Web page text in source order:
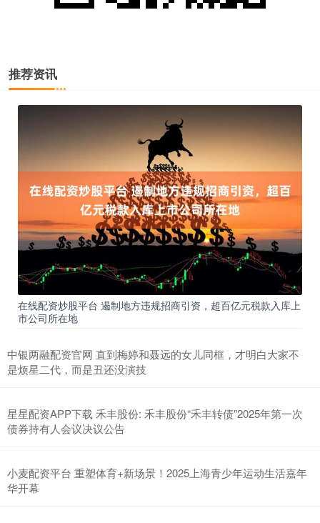
推荐资讯
在线配资炒股平台 遏制地方违规招商引资，超百亿元税款入库上
市公司所在地
中银两融配资官网 直到梅婷和聂远的女儿同框，才明白大家不
是烦星二代，而是丑还没演技
星星配资APP下载 禾丰股份: 禾丰股份“禾丰转债”2025年第一次
债券持有人会议决议公告
小麦配资平台 重塑体育+新场景！2025上海青少年运动生活嘉年
华开幕